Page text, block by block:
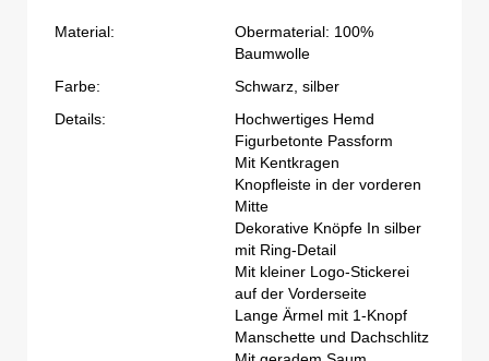
Material:
Obermaterial: 100%
Baumwolle
Farbe:
Schwarz, silber
Details:
Hochwertiges Hemd
Figurbetonte Passform
Mit Kentkragen
Knopfleiste in der vorderen
Mitte
Dekorative Knöpfe In silber
mit Ring-Detail
Mit kleiner Logo-Stickerei
auf der Vorderseite
Lange Ärmel mit 1-Knopf
Manschette und Dachschlitz